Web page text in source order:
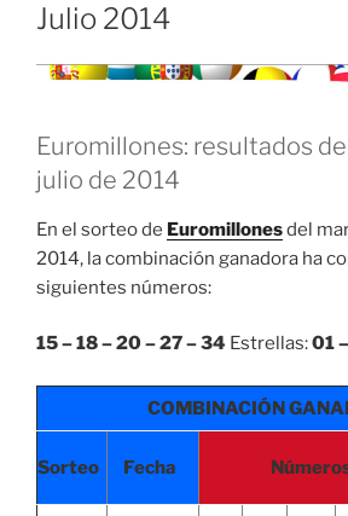
Julio 2014
Euromillones: resultados
julio de 2014
En el sorteo de Euromillonesdel
2014, la combinación ganadora ha
siguientes números:
15 – 18 – 20 – 27 – 34 Estrellas:01
COMBINACIÓN
Sorteo Fecha